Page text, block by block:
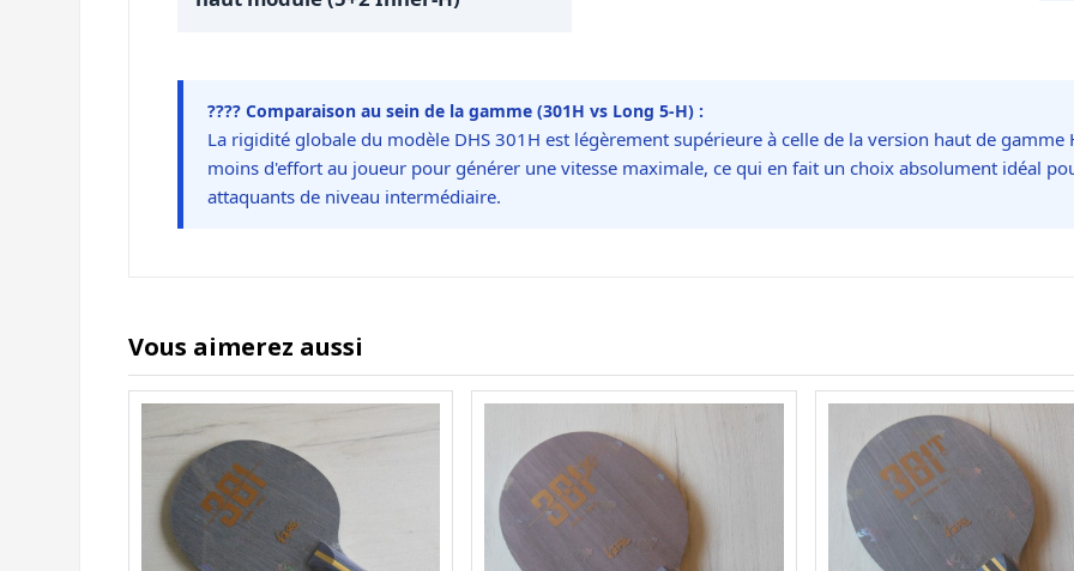
???? Comparaison au sein de la gamme (301H vs Long 5-H) :
La rigidité globale du modèle DHS 301H est légèrement supérieure à celle de la version haut de gamme
moins d'effort au joueur pour générer une vitesse maximale, ce qui en fait un choix absolument idéal
attaquants de niveau intermédiaire.
Vous aimerez aussi